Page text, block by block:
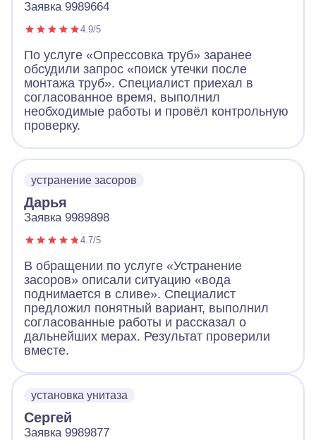
Заявка 9989664
4.9/5
По услуге «Опрессовка труб» заранее
обсудили запрос «поиск утечки после
монтажа труб». Специалист приехал в
согласованное время, выполнил
необходимые работы и провёл контрольную
проверку.
устранение засоров
Дарья
Заявка 9989898
4.7/5
В обращении по услуге «Устранение
засоров» описали ситуацию «вода
поднимается в сливе». Специалист
предложил понятный вариант, выполнил
согласованные работы и рассказал о
дальнейших мерах. Результат проверили
вместе.
установка унитаза
Сергей
Заявка 9989877